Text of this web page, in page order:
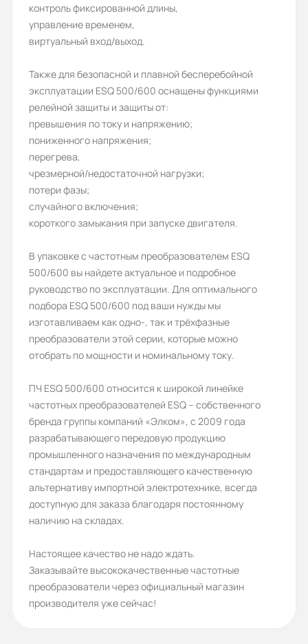
Перегрузочная способность, %:
150/120
Дискретные выходы:
4
Аналоговые выходы:
2
Аналоговые входы:
2
Вес (кг):
Гарантия, лет:
1
Срок службы, лет:
10
0.7x0.43x1.368
контроль фиксированной длины,
управление временем,
виртуальный вход/выход.
Также для безопасной и плавной бесперебойной
эксплуатации ESQ 500/600 оснащены функциями
релейной защиты и защиты от:
превышения по току и напряжению;
пониженного напряжения;
перегрева,
чрезмерной/недостаточной нагрузки;
потери фазы;
случайного включения;
короткого замыкания при запуске двигателя.
В упаковке с частотным преобразователем ESQ
500/600 вы найдете актуальное и подробное
руководство по эксплуатации. Для оптимального
подбора ESQ 500/600 под ваши нужды мы
изготавливаем как одно-, так и трёхфазные
преобразователи этой серии, которые можно
отобрать по мощности и номинальному току.
ПЧ ESQ 500/600 относится к широкой линейке
частотных преобразователей ESQ – собственного
бренда группы компаний «Элком», с 2009 года
разрабатывающего передовую продукцию
промышленного назначения по международным
стандартам и предоставляющего качественную
альтернативу импортной электротехнике, всегда
доступную для заказа благодаря постоянному
наличию на складах.
Настоящее качество не надо ждать.
Заказывайте высококачественные частотные
преобразователи через официальный магазин
производителя уже сейчас!